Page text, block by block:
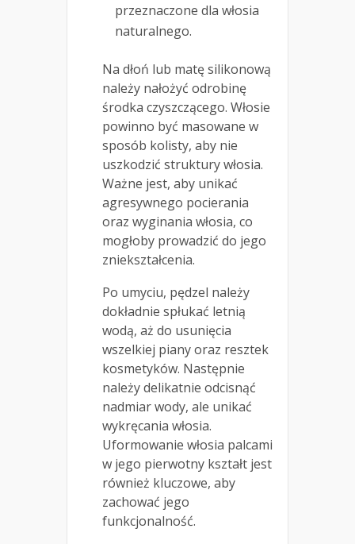
przeznaczone dla włosia
naturalnego.
Na dłoń lub matę silikonową
należy nałożyć odrobinę
środka czyszczącego. Włosie
powinno być masowane w
sposób kolisty, aby nie
uszkodzić struktury włosia.
Ważne jest, aby unikać
agresywnego pocierania
oraz wyginania włosia, co
mogłoby prowadzić do jego
zniekształcenia.
Po umyciu, pędzel należy
dokładnie spłukać letnią
wodą, aż do usunięcia
wszelkiej piany oraz resztek
kosmetyków. Następnie
należy delikatnie odcisnąć
nadmiar wody, ale unikać
wykręcania włosia.
Uformowanie włosia palcami
w jego pierwotny kształt jest
również kluczowe, aby
zachować jego
funkcjonalność.